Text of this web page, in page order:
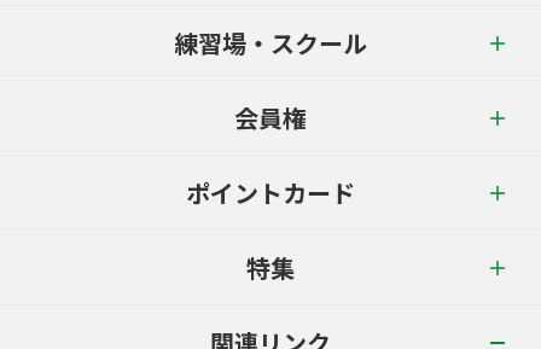
練習場・スクール
会員権
ポイントカード
特集